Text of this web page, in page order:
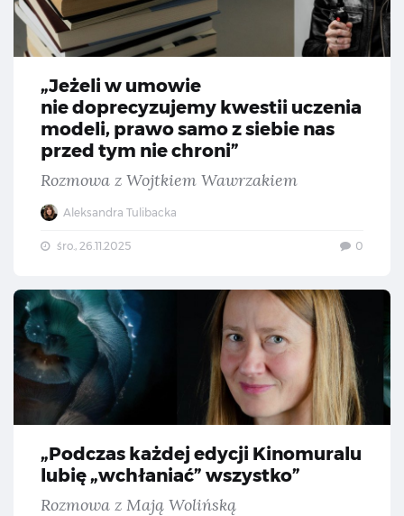
„Jeżeli w umowie
nie doprecyzujemy kwestii uczenia
modeli, prawo samo z siebie nas
przed tym nie chroni”
Rozmowa z Wojtkiem Wawrzakiem
Aleksandra Tulibacka
śro., 26.11.2025 0
„Podczas każdej edycji Kinomuralu
lubię „wchłaniać” wszystko”
Rozmowa z Mają Wolińską